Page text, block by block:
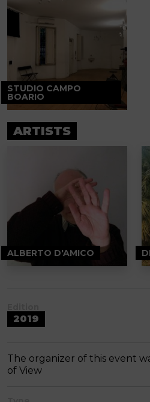
STUDIO CAMPO
BOARIO
ARTISTS
ALBERTO D'AMICO
2019
The organizer of this event
of View